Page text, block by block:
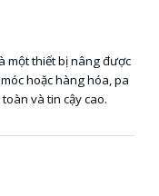
một thiết bị nâng được
hoặc hàng hóa, pa
và tin cậy cao.